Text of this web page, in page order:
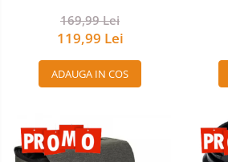
169,99 Lei
119,99 Lei
ADAUGA IN COS